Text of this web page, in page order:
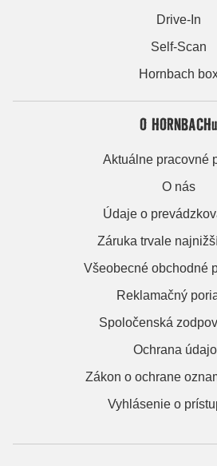
Drive-In
Self-Scan
Hornbach
O HORNBACHu
Aktuálne pracovné
O nás
Údaje o
Záruka trvale
Všeobecné obchodné
Reklamačný
Spoločenská
Ochrana
Zákon o ochrane
Vyhlásenie o